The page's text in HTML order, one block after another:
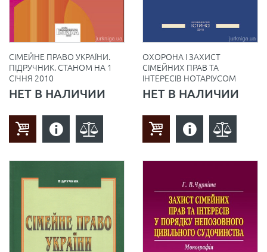
СІМЕЙНЕ ПРАВО УКРАЇНИ.
ПІДРУЧНИК. СТАНОМ НА 1
СІЧНЯ 2010
НЕТ В НАЛИЧИИ
ОХОРОНА І ЗАХИСТ
СІМЕЙНИХ ПРАВ ТА
ІНТЕРЕСІВ НОТАРІУСОМ
НЕТ В НАЛИЧИИ